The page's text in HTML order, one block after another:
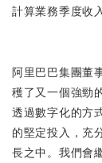
計算業務季度收
阿里巴巴集團董
穫了又一個強勁
透過數字化的方
的堅定投入，充
長之中。我們會